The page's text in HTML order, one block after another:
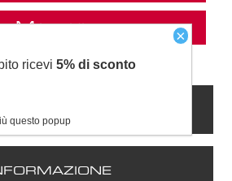
M ×
ricevi 5% di sconto
questo popup